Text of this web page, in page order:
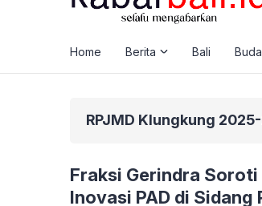
Dibelikan Nmax Bekas – Sembunyi Dikamar
Home Berita Bali
RPJMD Klungkung
Fraksi Gerindra
Inovasi PAD di Sidang